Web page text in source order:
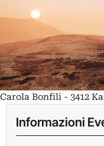
Carola Bonfili - 3412
Informazioni